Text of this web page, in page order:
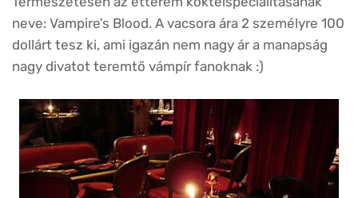
neve: Vampire’s Blood. A vacsora ára 2 személyre 100
dollárt tesz ki, ami igazán nem nagy ár a manapság
nagy divatot teremtő vámpír fanoknak :)